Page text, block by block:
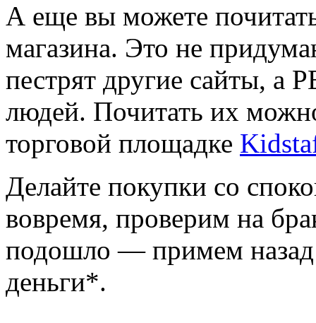
А еще вы можете
магазина. Это не
пестрят другие сайты,
людей. Почитать их
торговой площадке
Делайте покупки со
вовремя, проверим на
подошло — примем
деньги*.